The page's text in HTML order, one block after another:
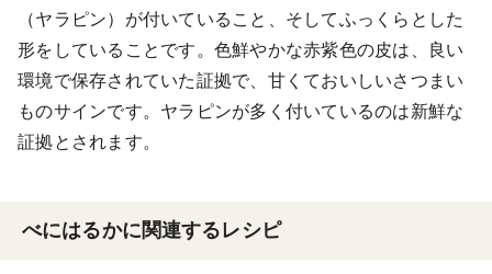
（ヤラピン）が付いていること、そしてふっくらとした
形をしていることです。色鮮やかな赤紫色の皮は、良い
環境で保存されていた証拠で、甘くておいしいさつまい
ものサインです。ヤラピンが多く付いているのは新鮮な
証拠とされます。
べにはるかに関連するレシピ